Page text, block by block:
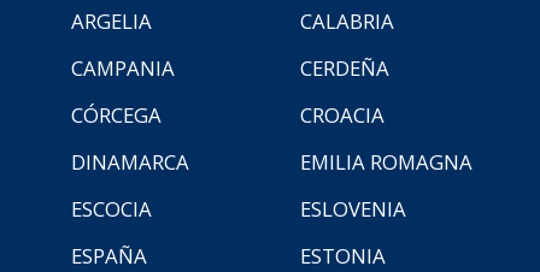
ARGELIA
CALABRIA
CAMPANIA
CERDEÑA
CÓRCEGA
CROACIA
DINAMARCA
EMILIA ROMAGNA
ESCOCIA
ESLOVENIA
ESPAÑA
ESTONIA